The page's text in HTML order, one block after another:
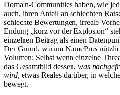
Domain-Communities haben, wie
auch, ihren Anteil an schlechten
schlechte Bewertungen, irreale
Endung „kurz vor der Explosion“
einzelnen Beitrag als einen
Der Grund, warum NamePros
Volumen: Selbst wenn einzelne
das Gesamtbild dessen, was
wird, etwas Reales darüber, in
bewegt.